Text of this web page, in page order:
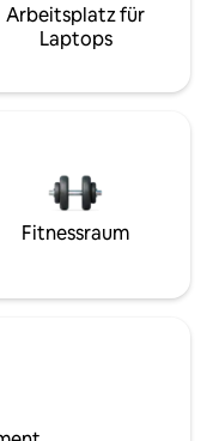
Arbeitsplatz für
Laptops
Fitnessraum